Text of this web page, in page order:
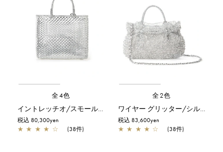
全4色
イントレッチオ/スモール/シルバー
税込 80,300yen
★ ★ ★ ★ ☆ (38件)
全2色
ワイヤー グリッター/シルバー
税込 83,600yen
★ ★ ★ ★ ☆ (38件)